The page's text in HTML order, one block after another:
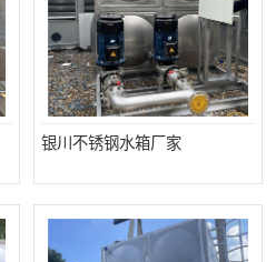
银川不锈钢水箱厂家